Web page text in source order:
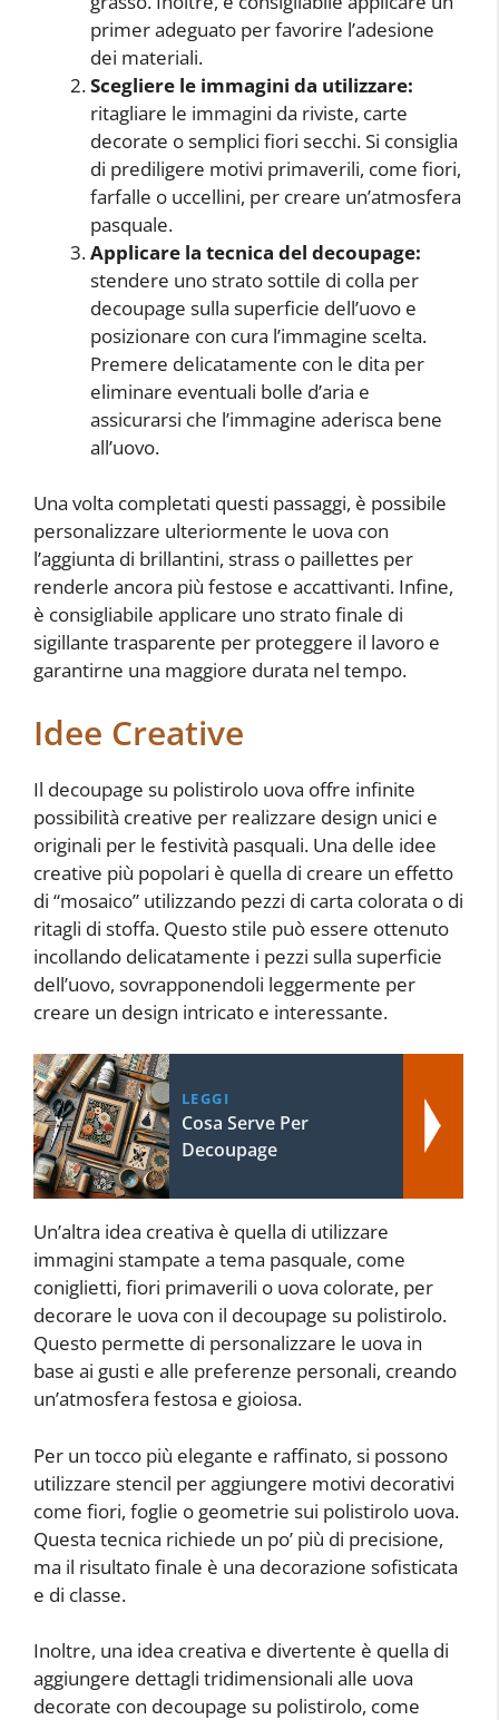
primer adeguato per favorire l’adesione
dei materiali.
Scegliere le immagini da utilizzare:
ritagliare le immagini da riviste, carte
decorate o semplici fiori secchi. Si consiglia
di prediligere motivi primaverili, come fiori,
farfalle o uccellini, per creare un’atmosfera
pasquale.
Applicare la tecnica del decoupage:
stendere uno strato sottile di colla per
decoupage sulla superficie dell’uovo e
posizionare con cura l’immagine scelta.
Premere delicatamente con le dita per
eliminare eventuali bolle d’aria e
assicurarsi che l’immagine aderisca bene
all’uovo.
Una volta completati questi passaggi, è possibile
personalizzare ulteriormente le uova con
l’aggiunta di brillantini, strass o paillettes per
renderle ancora più festose e accattivanti. Infine,
è consigliabile applicare uno strato finale di
sigillante trasparente per proteggere il lavoro e
garantirne una maggiore durata nel tempo.
Idee Creative
Il decoupage su polistirolo uova offre infinite
possibilità creative per realizzare design unici e
originali per le festività pasquali. Una delle idee
creative più popolari è quella di creare un effetto
di “mosaico” utilizzando pezzi di carta colorata o di
ritagli di stoffa. Questo stile può essere ottenuto
incollando delicatamente i pezzi sulla superficie
dell’uovo, sovrapponendoli leggermente per
creare un design intricato e interessante.
LEGGI
Cosa Serve Per
Decoupage
Un’altra idea creativa è quella di utilizzare
immagini stampate a tema pasquale, come
coniglietti, fiori primaverili o uova colorate, per
decorare le uova con il decoupage su polistirolo.
Questo permette di personalizzare le uova in
base ai gusti e alle preferenze personali, creando
un’atmosfera festosa e gioiosa.
Per un tocco più elegante e raffinato, si possono
utilizzare stencil per aggiungere motivi decorativi
come fiori, foglie o geometrie sui polistirolo uova.
Questa tecnica richiede un po’ più di precisione,
ma il risultato finale è una decorazione sofisticata
e di classe.
Inoltre, una idea creativa e divertente è quella di
aggiungere dettagli tridimensionali alle uova
decorate con decoupage su polistirolo, come